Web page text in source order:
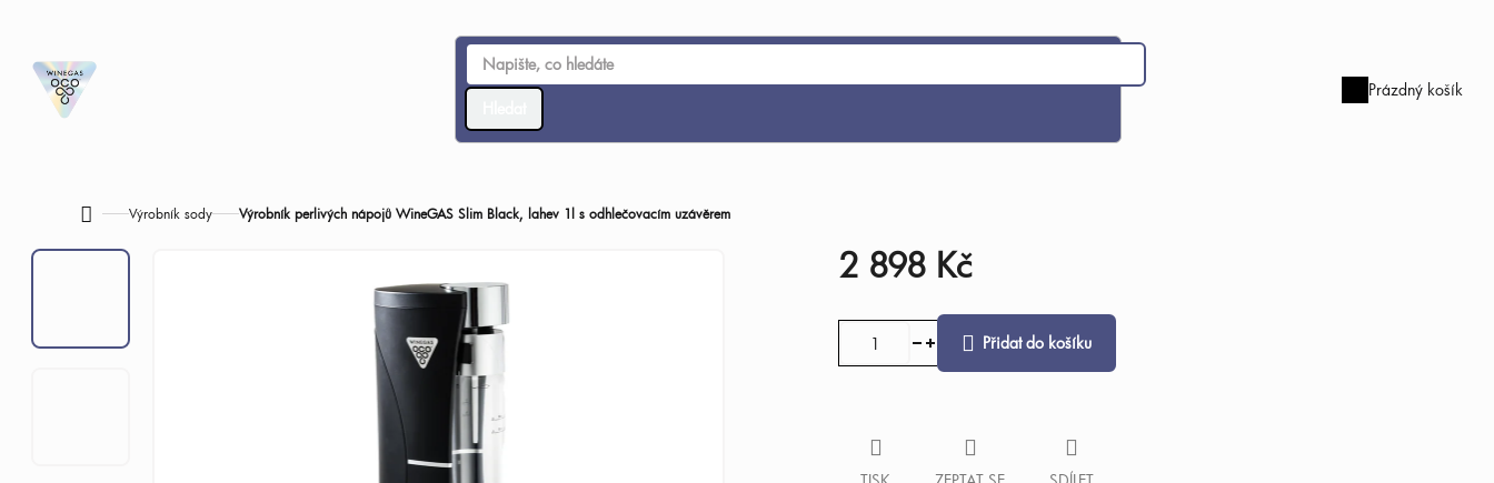
obsah
Nákupní
Prázdný košík
DomůVýrobník sody Výrobník perlivých nápojů WineGAS Slim Black, lahev 1l s odhlečovacím uzávěrem
2 898 Kč
Přidat do košíku